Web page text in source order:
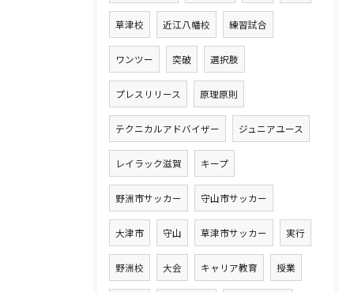
草津校 近江八幡校 練習試合
ワンツー 突破 選択肢
プレスリリース 原理原則
テクニカルアドバイザー ジュニアユース
レイラック滋賀 キープ
野洲市サッカー 守山市サッカー
大津市 守山 草津市サッカー 実行
野洲校 大会 キャリア教育 授業